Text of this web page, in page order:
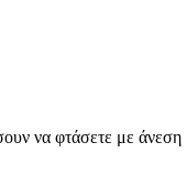
να φτάσετε με άνεση